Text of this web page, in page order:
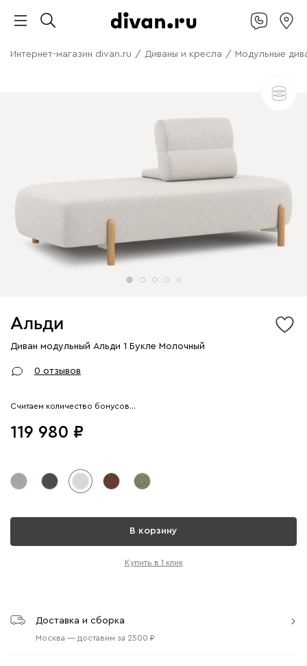
Интернет-магазин divan.ru / Диваны и кресла / Модульные
Альди
Диван модульный Альди 1 Букле Молочный
Арт. 295260
0 отзывов
Считаем количество бонусов…
119 980
В корзину
Купить в 1 клик
Доставка и сборка
Москва — доставим за 2500